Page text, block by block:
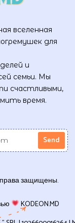
вселенная
для
и
семьи. Мы
счастливыми,
время.
права защищены.
KODEON.MD